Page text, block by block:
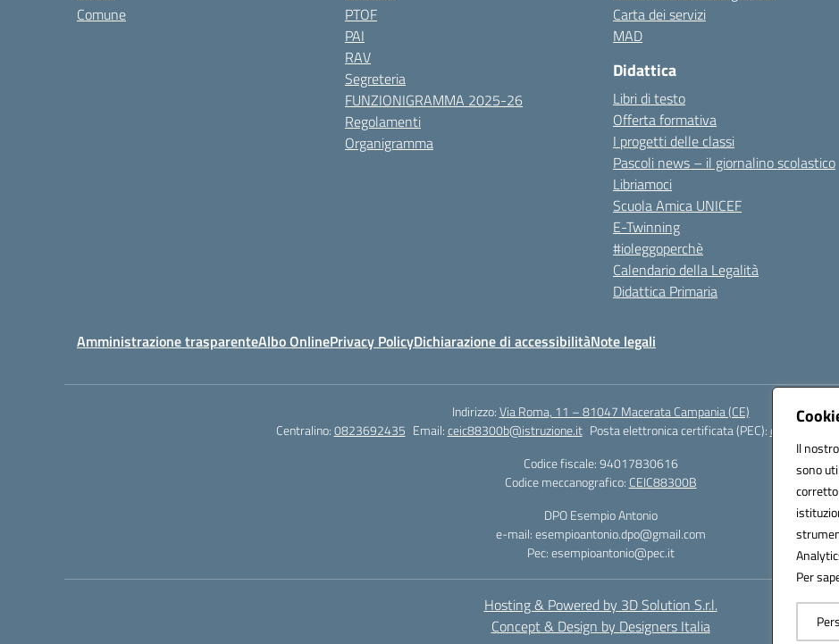
Il
sono
Per
Comune
PTOF
PAI
RAV
Segreteria
FUNZIONIGRAMMA 2025-26
Regolamenti
Organigramma
Carta dei servizi
MAD
Didattica
Libri di testo
Offerta formativa
I progetti delle classi
Pascoli news – il giornalino scolastico
Libriamoci
Scuola Amica UNICEF
E-Twinning
#ioleggoperchè
Calendario della Legalità
Didattica Primaria
Amministrazione trasparenteAlbo OnlinePrivacy PolicyDichiarazione di accessibilitàNote legali
Indirizzo:Via Roma, 11 – 81047 Macerata Campania (CE)
Centralino:0823692435 Email:ceic88300b@istruzione.it Posta elettronica certificata (PEC):
Codice fiscale: 94017830616
Codice meccanografico: CEIC88300B
DPO Esempio Antonio
e-mail: esempioantonio.dpo@gmail.com
Pec: esempioantonio@pec.it
Hosting & Powered by 3D Solution S.r.l.
Concept & Design by Designers Italia